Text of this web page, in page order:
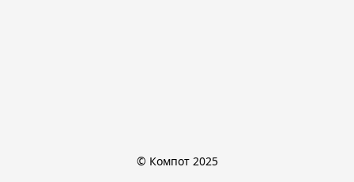
© Компот 2025